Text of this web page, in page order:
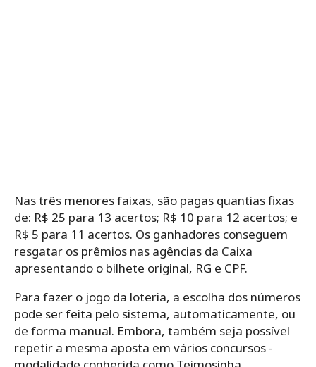
Nas três menores faixas, são pagas quantias fixas
de: R$ 25 para 13 acertos; R$ 10 para 12 acertos; e
R$ 5 para 11 acertos. Os ganhadores conseguem
resgatar os prêmios nas agências da Caixa
apresentando o bilhete original, RG e CPF.
Para‌ ‌fazer‌ ‌o‌ ‌jogo da loteria,‌ ‌a‌ ‌escolha‌ ‌dos‌ ‌números‌
‌pode‌ ‌ser‌ ‌feita‌ ‌pelo‌ ‌sistema,‌ ‌automaticamente,‌ ‌ou‌
‌de‌ ‌forma‌ ‌manual.‌ Embora, ‌também‌ ‌seja‌ ‌possível‌
‌repetir‌ ‌a‌ ‌mesma‌ ‌aposta‌ ‌em‌ ‌vários‌ ‌concursos -‌